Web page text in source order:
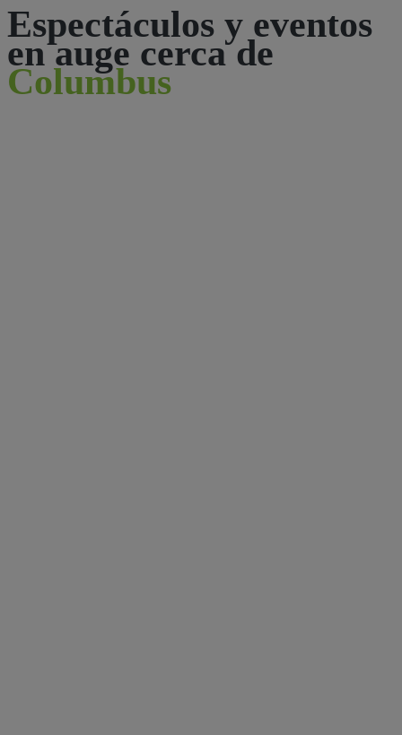
Espectáculos y eventos
en auge cerca de
Columbus